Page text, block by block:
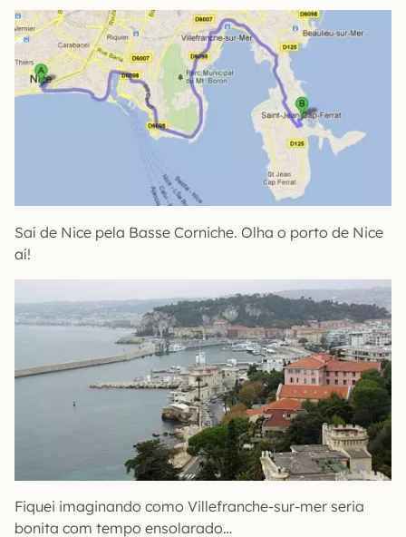
Saí de Nice pela Basse Corniche. Olha o porto de Nice
aí!
Fiquei imaginando como Villefranche-sur-mer seria
bonita com tempo ensolarado…